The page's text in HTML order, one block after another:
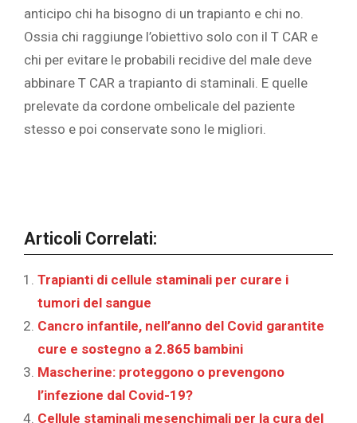
anticipo chi ha bisogno di un trapianto e chi no.
Ossia chi raggiunge l’obiettivo solo con il T CAR e
chi per evitare le probabili recidive del male deve
abbinare T CAR a trapianto di staminali. E quelle
prelevate da cordone ombelicale del paziente
stesso e poi conservate sono le migliori.
Articoli Correlati:
Trapianti di cellule staminali per curare i
tumori del sangue
Cancro infantile, nell’anno del Covid garantite
cure e sostegno a 2.865 bambini
Mascherine: proteggono o prevengono
l’infezione dal Covid-19?
Cellule staminali mesenchimali per la cura del